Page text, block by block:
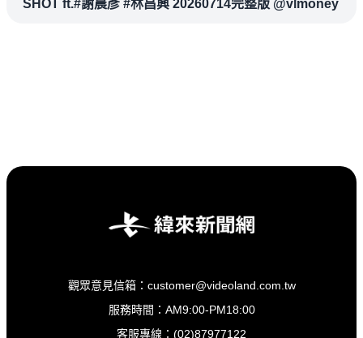
SHOT ft.#謝晨彥 #林昌興 20260714完整版 @vlmoney
觀眾意見信箱：customer@videoland.com.tw
服務時間：AM9:00-PM18:00
客服專線：(02)87977122